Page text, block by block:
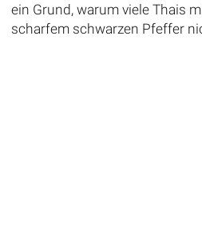
ein Grund, warum viele Thais
scharfem schwarzen Pfeffer